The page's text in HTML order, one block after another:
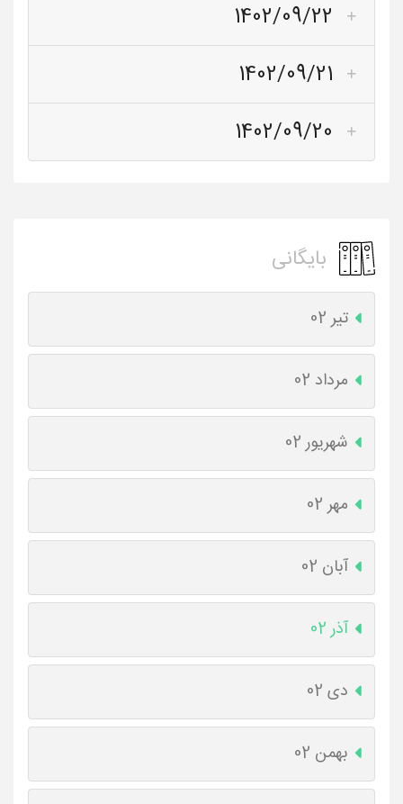
1402/09/22
1402/09/21
1402/09/20
بایگانی
تیر 02
مرداد 02
شهریور 02
مهر 02
آبان 02
آذر 02
دی 02
بهمن 02